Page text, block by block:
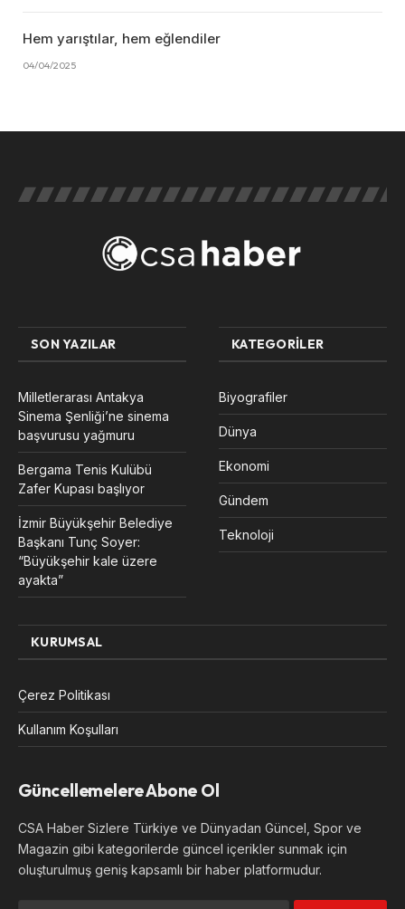
Hem yarıştılar, hem eğlendiler
04/04/2025
SON YAZILAR
Milletlerarası Antakya
Sinema Şenliği’ne sinema
başvurusu yağmuru
Bergama Tenis Kulübü
Zafer Kupası başlıyor
İzmir Büyükşehir Belediye
Başkanı Tunç Soyer:
“Büyükşehir kale üzere
ayakta”
KATEGORILER
Biyografiler
Dünya
Ekonomi
Gündem
Teknoloji
KURUMSAL
Çerez Politikası
Kullanım Koşulları
Güncellemelere Abone Ol
CSA Haber Sizlere Türkiye ve Dünyadan Güncel, Spor ve
Magazin gibi kategorilerde güncel içerikler sunmak için
oluşturulmuş geniş kapsamlı bir haber platformudur.